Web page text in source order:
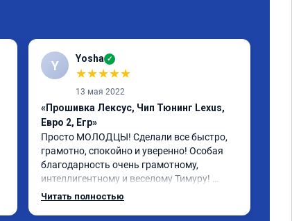
Y Yosha ✓
★★★★★
13 мая 2022
«Прошивка Лексус, Чип Тюнинг Lexus,
Евро 2, Егр»
Просто МОЛОДЦЫ! Сделали все быстро,
грамотно, спокойно и уверенно! Особая
благодарность очень грамотному,
интеллигентному и веселому Тимуру!
Ребята профессионалы! Lexus GX-460
Читать полностью